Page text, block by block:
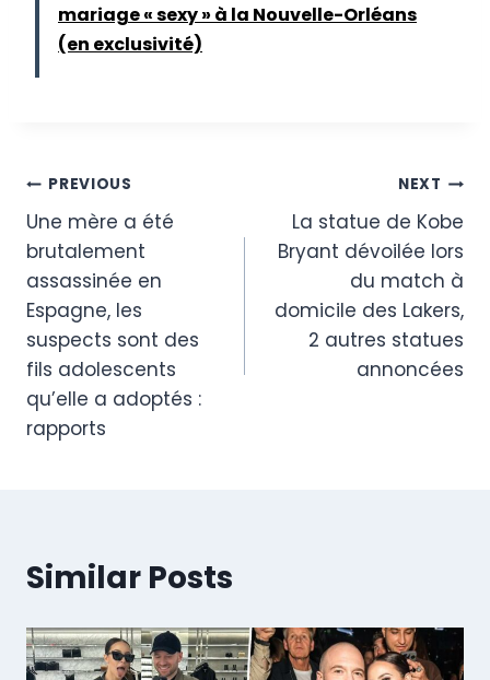
mariage « sexy » à la Nouvelle-Orléans
(en exclusivité)
Post
navigation
PREVIOUS
Une mère a été
brutalement
assassinée en
Espagne, les
suspects sont des
fils adolescents
qu’elle a adoptés :
rapports
NEXT
La statue de Kobe
Bryant dévoilée lors
du match à
domicile des Lakers,
2 autres statues
annoncées
Similar Posts